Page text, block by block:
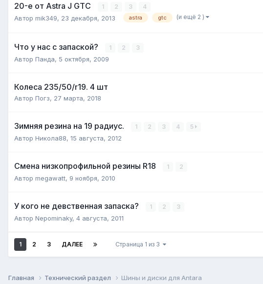
20-е от Astra J GTC 1 2 3 4
Автор mik349, 23 декабря, 2013 astra gtc (и ещё 2 )
Что у нас с запаской? 1 2 3
Автор Панда, 5 октября, 2009
Колеса 235/50/r19. 4 шт
Автор Погз, 27 марта, 2018
Зимняя резина на 19 радиус. 1 2 3 4 5
Автор Никола88, 15 августа, 2012
Смена низкопрофильной резины R18 1 2
Автор megawatt, 9 ноября, 2010
У кого не девственная запаска? 1 2 3
Автор Nepominaky, 4 августа, 2011
1 2 3 ДАЛЕЕ Страница 1 из 3
Главная Технический раздел Шины и диски для Antara